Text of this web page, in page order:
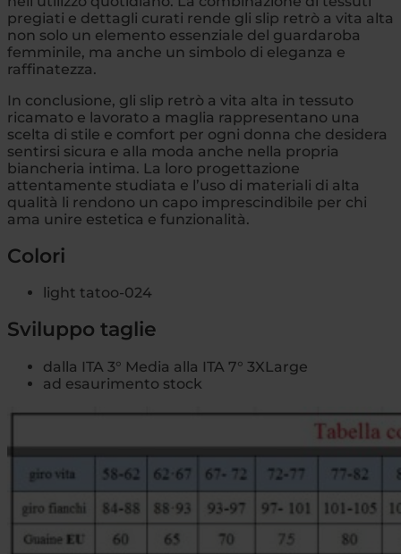
pregiati e dettagli curati rende gli slip retrò a vita alta
non solo un elemento essenziale del guardaroba
femminile, ma anche un simbolo di eleganza e
raffinatezza.
In conclusione, gli slip retrò a vita alta in tessuto
ricamato e lavorato a maglia rappresentano una
scelta di stile e comfort per ogni donna che desidera
sentirsi sicura e alla moda anche nella propria
biancheria intima. La loro progettazione
attentamente studiata e l’uso di materiali di alta
qualità li rendono un capo imprescindibile per chi
ama unire estetica e funzionalità.
Colori
light tatoo-024
Sviluppo taglie
dalla ITA 3° Media alla ITA 7° 3XLarge
ad esaurimento stock